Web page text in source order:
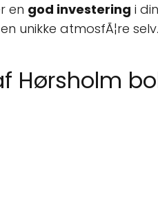
en god investering i
unikke atmosfÃ¦re selv.
Hørsholm